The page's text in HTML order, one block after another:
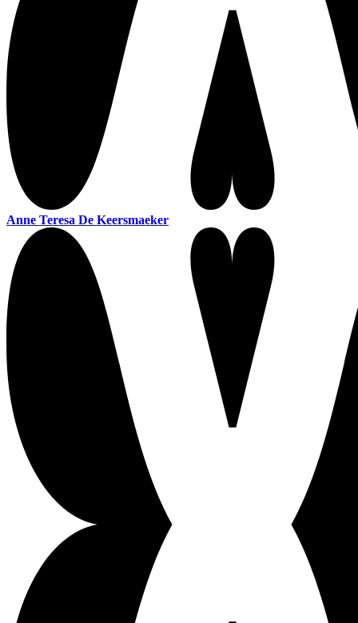
Anne Teresa De Keersmaeker